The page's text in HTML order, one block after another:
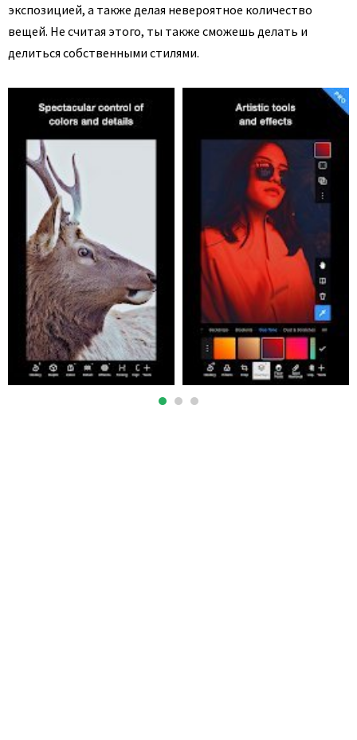
экспозицией, а также делая невероятное количество
вещей. Не считая этого, ты также сможешь делать и
делиться собственными стилями.